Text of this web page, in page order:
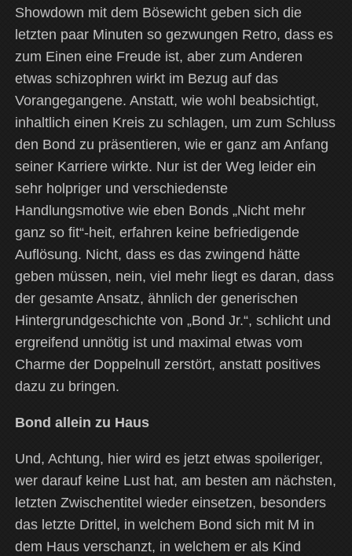
Showdown mit dem Bösewicht geben sich die
letzten paar Minuten so gezwungen Retro, dass es
zum Einen eine Freude ist, aber zum Anderen
etwas schizophren wirkt im Bezug auf das
Vorangegangene. Anstatt, wie wohl beabsichtigt,
inhaltlich einen Kreis zu schlagen, um zum Schluss
den Bond zu präsentieren, wie er ganz am Anfang
seiner Karriere wirkte. Nur ist der Weg leider ein
sehr holpriger und verschiedenste
Handlungsmotive wie eben Bonds „Nicht mehr
ganz so fit“-heit, erfahren keine befriedigende
Auflösung. Nicht, dass es das zwingend hätte
geben müssen, nein, viel mehr liegt es daran, dass
der gesamte Ansatz, ähnlich der generischen
Hintergrundgeschichte von „Bond Jr.“, schlicht und
ergreifend unnötig ist und maximal etwas vom
Charme der Doppelnull zerstört, anstatt positives
dazu zu bringen.
Bond allein zu Haus
Und, Achtung, hier wird es jetzt etwas spoileriger,
wer darauf keine Lust hat, am besten am nächsten,
letzten Zwischentitel wieder einsetzen, besonders
das letzte Drittel, in welchem Bond sich mit M in
dem Haus verschanzt, in welchem er als Kind